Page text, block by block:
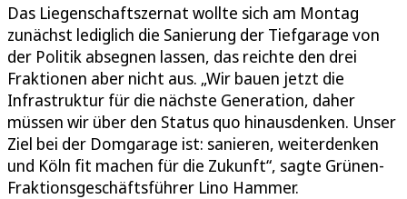
Das Liegenschaftszernat wollte sich am Montag
zunächst lediglich die Sanierung der Tiefgarage von
der Politik absegnen lassen, das reichte den drei
Fraktionen aber nicht aus. „Wir bauen jetzt die
Infrastruktur für die nächste Generation, daher
müssen wir über den Status quo hinausdenken. Unser
Ziel bei der Domgarage ist: sanieren, weiterdenken
und Köln fit machen für die Zukunft“, sagte Grünen-
Fraktionsgeschäftsführer Lino Hammer.